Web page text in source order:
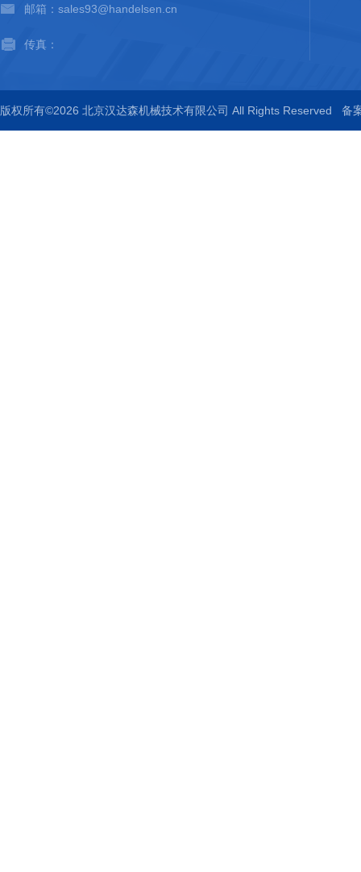
邮箱：sales93@handelsen.cn
传真：
版权所有©2026 北京汉达森机械技术有限公司 All Rights Reserved 备